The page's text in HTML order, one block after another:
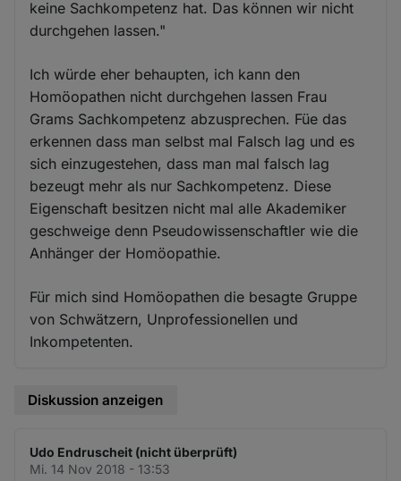
keine Sachkompetenz hat. Das können wir nicht
durchgehen lassen."
Ich würde eher behaupten, ich kann den
Homöopathen nicht durchgehen lassen Frau
Grams Sachkompetenz abzusprechen. Füe das
erkennen dass man selbst mal Falsch lag und es
sich einzugestehen, dass man mal falsch lag
bezeugt mehr als nur Sachkompetenz. Diese
Eigenschaft besitzen nicht mal alle Akademiker
geschweige denn Pseudowissenschaftler wie die
Anhänger der Homöopathie.
Für mich sind Homöopathen die besagte Gruppe
von Schwätzern, Unprofessionellen und
Inkompetenten.
Diskussion anzeigen
Udo Endruscheit (nicht überprüft)
Mi. 14 Nov 2018 - 13:53